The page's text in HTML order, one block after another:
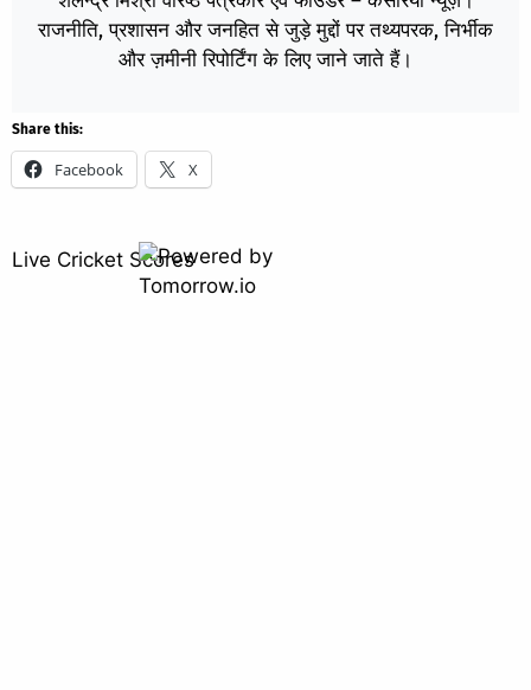
राजनीति, प्रशासन और जनहित से जुड़े मुद्दों पर तथ्यपरक, निर्भीक
और ज़मीनी रिपोर्टिंग के लिए जाने जाते हैं।
Share this:
Facebook X
Live Cricket Scores